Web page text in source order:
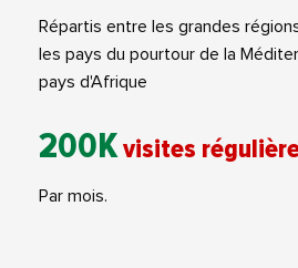
Répartis entre les grandes
les pays du pourtour de la
pays d'Afrique
200Kvisites
Par mois.